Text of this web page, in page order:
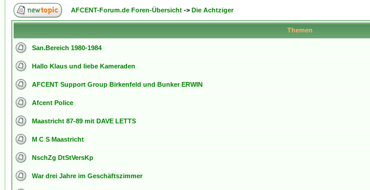
AFCENT-Forum.de Foren-Übersicht -> Die Achtziger
Themen
San.Bereich 1980-1984
Hallo Klaus und liebe Kameraden
AFCENT Support Group Birkenfeld und Bunker ERWIN
Afcent Police
Maastricht 87-89 mit DAVE LETTS
M C S Maastricht
NschZg DtStVersKp
War drei Jahre im Geschäftszimmer